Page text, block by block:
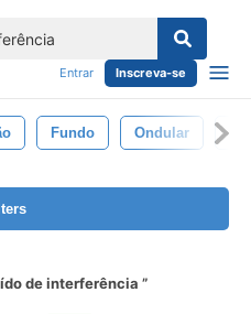
Entrar Inscreva-se
Fundo Ondular
de interferência